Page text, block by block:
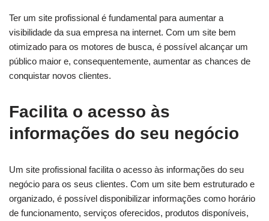
Ter um site profissional é fundamental para aumentar a
visibilidade da sua empresa na internet. Com um site bem
otimizado para os motores de busca, é possível alcançar um
público maior e, consequentemente, aumentar as chances de
conquistar novos clientes.
Facilita o acesso às
informações do seu negócio
Um site profissional facilita o acesso às informações do seu
negócio para os seus clientes. Com um site bem estruturado e
organizado, é possível disponibilizar informações como horário
de funcionamento, serviços oferecidos, produtos disponíveis,